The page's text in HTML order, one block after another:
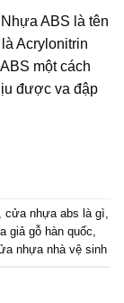
ABS là tên
Acrylonitrin
một cách
được va đập
, cửa nhựa abs là gì,
giả gỗ hàn quốc,
nhựa nhà vệ sinh